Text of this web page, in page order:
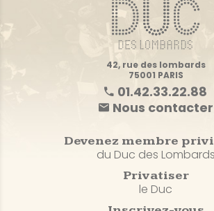
42, rue des lombards
75001 PARIS
01.42.33.22.88
Nous contacter
Devenez membre
du Duc des Lombards
Privatiser
le Duc